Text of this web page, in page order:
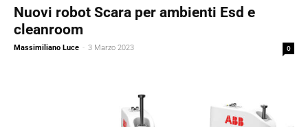
Nuovi robot Scara per ambienti Esd e
cleanroom
Massimiliano Luce - 3 Marzo 2023 0